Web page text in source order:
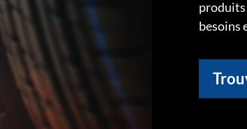
produits
besoins